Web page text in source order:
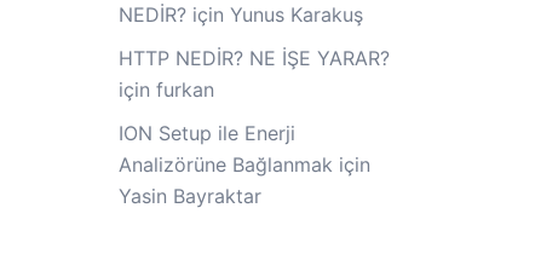
NEDİR?için Yunus Karakuş
HTTP NEDİR? NE İŞE YARAR?
için furkan
ION Setup ile Enerji
Analizörüne Bağlanmak için
Yasin Bayraktar